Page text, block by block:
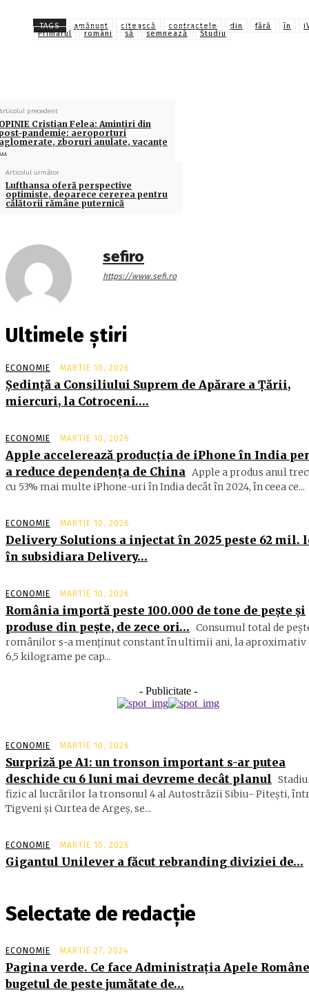
TAGS amănunt citească contractele din fără în
Primarul
români să semnează Studiu
precedent
Cristian Felea: Amintiri din
pandemie: aeroporturi
zboruri anulate, vacanțe
Articolul următor
Lufthansa oferă perspective
optimiste, deoarece cererea pentru
călătorii rămâne puternică
sefiro
https://www.sefi.ro
Ultimele știri
ECONOMIE MARTIE 10, 2026
Şedinţă a Consiliului Suprem de Apărare a Ţării,
miercuri, la Cotroceni….
ECONOMIE MARTIE 10, 2026
Apple accelerează producția de iPhone în India
a reduce dependența de China Apple a produs anul
cu 53% mai multe iPhone-uri în India decât în 2024, în ceea ce...
ECONOMIE MARTIE 10, 2026
Delivery Solutions a injectat în 2025 peste 62 mil.
în subsidiara Delivery…
ECONOMIE MARTIE 10, 2026
România importă peste 100.000 de tone de peşte şi
produse din peşte, de zece ori… Consumul total de
ro­mâ­nilor s-a menţinut constant în ul­timii ani, la aproximativ
6,5 ki­lograme pe cap...
- Publicitate -
ECONOMIE MARTIE 10, 2026
Surpriză pe A1: un tronson important s-ar putea
deschide cu 6 luni mai devreme decât planul
fizic al lucrărilor la tronsonul 4 al Autostrăzii Sibiu- Piteşti,
Tigveni şi Curtea de Argeş, se...
ECONOMIE MARTIE 10, 2026
Gigantul Unilever a făcut rebranding diviziei de…
Selectate de redacție
ECONOMIE MARTIE 27, 2024
Pagina verde. Ce face Administraţia Apele
bugetul de peste jumătate de…